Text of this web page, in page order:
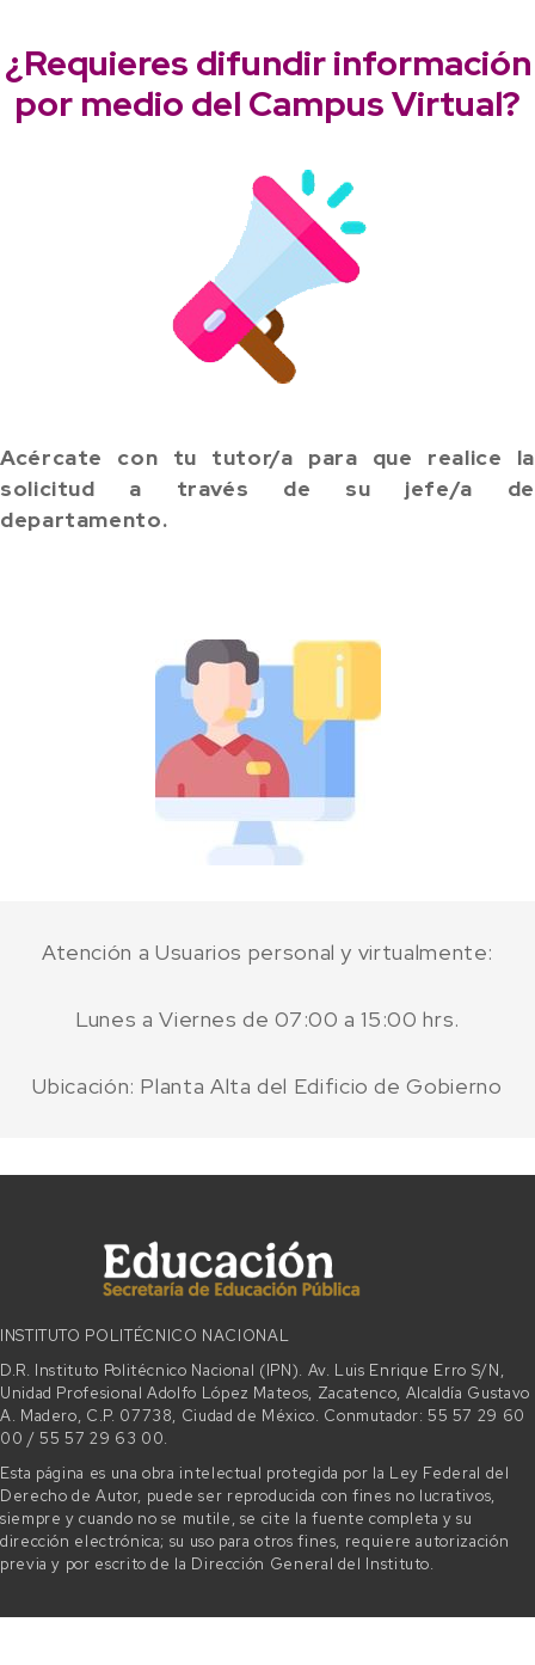
¿Requieres difundir información
por medio del Campus Virtual?
Acércate con tu tutor/a para que realice la
solicitud a través de su jefe/a de
departamento.
Atención a Usuarios personal y virtualmente:
Lunes a Viernes de 07:00 a 15:00 hrs.
Ubicación: Planta Alta del Edificio de Gobierno
INSTITUTO POLITÉCNICO NACIONAL
D.R. Instituto Politécnico Nacional (IPN). Av. Luis Enrique Erro S/N,
Unidad Profesional Adolfo López Mateos, Zacatenco, Alcaldía Gustavo
A. Madero, C.P. 07738, Ciudad de México. Conmutador: 55 57 29 60
00 / 55 57 29 63 00.
Esta página es una obra intelectual protegida por la Ley Federal del
Derecho de Autor, puede ser reproducida con fines no lucrativos,
siempre y cuando no se mutile, se cite la fuente completa y su
dirección electrónica; su uso para otros fines, requiere autorización
previa y por escrito de la Dirección General del Instituto.